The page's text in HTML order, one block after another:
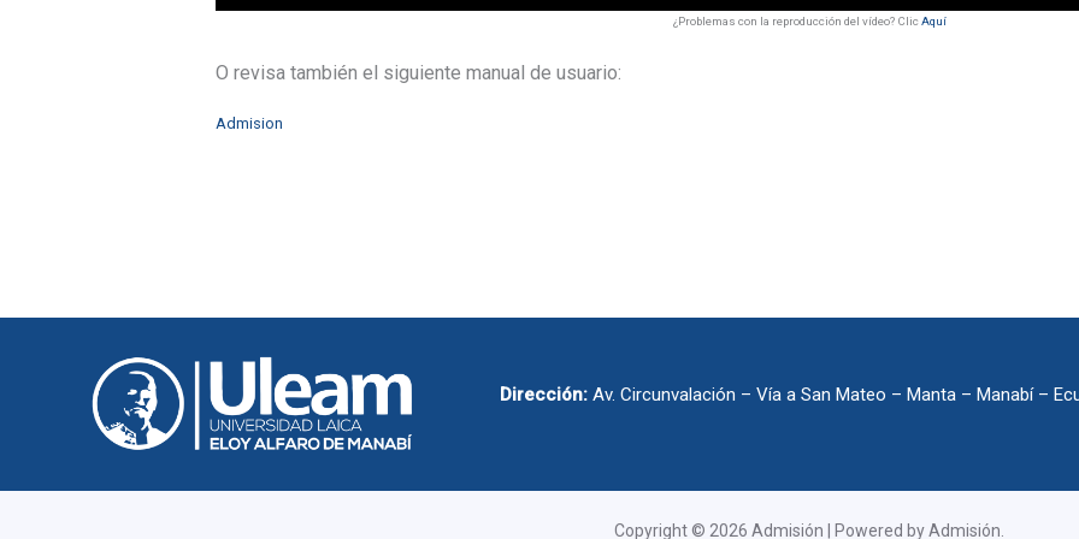
¿Problemas con la reproducción del vídeo? ClicAquí
O revisa también el siguiente manual de usuario:
Admision
Dirección: Av. Circunvalación – Vía a San Mateo – Manta – Manabí –
Copyright © 2026 Admisión | Powered by Admisión.